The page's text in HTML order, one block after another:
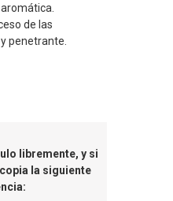
de las
penetrante.
libremente, y si
la siguiente